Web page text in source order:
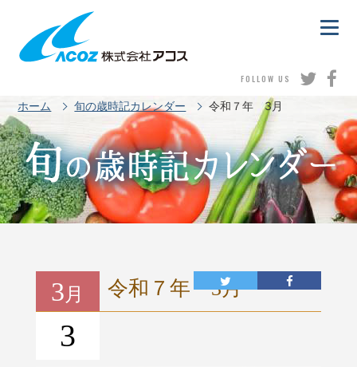
FOLLOW US
ホーム 旬の歳時記カレンダー 令和７年 3月
3 月
3
令和７年 3月